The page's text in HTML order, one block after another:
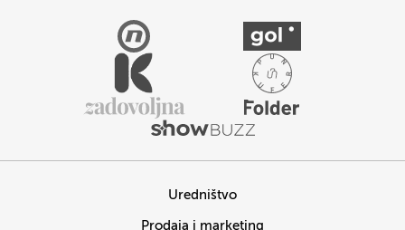
Uredništvo
Prodaja i marketing